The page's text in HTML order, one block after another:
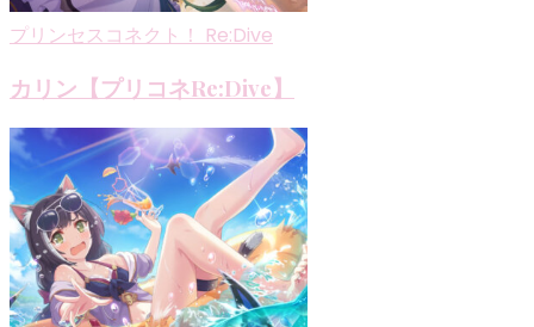
プリンセスコネクト！ Re:Dive
カリン【プリコネRe:Dive】